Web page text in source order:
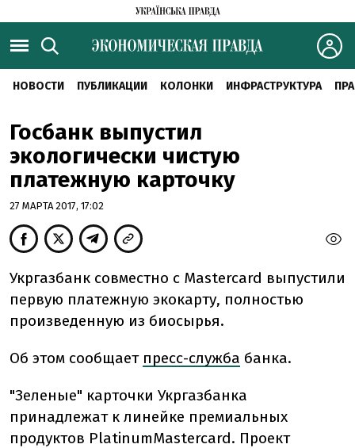
НОВОСТИ ПУБЛИКАЦИИ КОЛОНКИ ИНФРАСТРУКТУРА
Госбанк выпустил
экологически чистую
платежную карточку
27 МАРТА 2017, 17:02
Укргазбанк совместно с Mastercard выпустили
первую платежную экокарту, полностью
произведенную из биосырья.
Об этом сообщает пресс-служба банка.
"Зеленые" карточки Укргазбанка
принадлежат к линейке премиальных
продуктов PlatinumMastercard. Проект